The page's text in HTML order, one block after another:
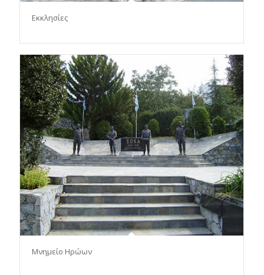
Εκκλησίες
Μνημείο Ηρώων